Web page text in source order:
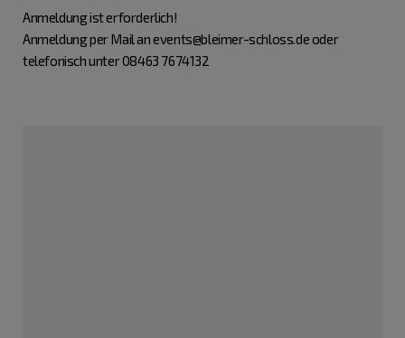
Anmeldung ist erforderlich!
Anmeldung per Mail an events@bleimer-schloss.de oder
telefonisch unter 08463 7674132